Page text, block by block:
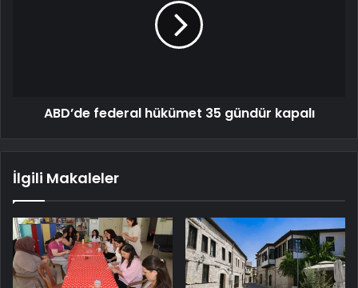
ABD’de federal hükümet 35 gündür kapalı
İlgili Makaleler